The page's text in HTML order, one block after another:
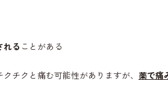
れる ことがある
チクと痛む可能性がありますが、 薬で痛